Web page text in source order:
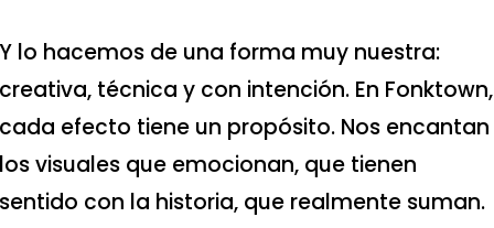
Y lo hacemos de una forma muy nuestra:
creativa, técnica y con intención. En Fonktown,
cada efecto tiene un propósito. Nos encantan
los visuales que emocionan, que tienen
sentido con la historia, que realmente suman.
Servicios de
Scouting de
Servicios de
Drone shooting
Contratación de
de rodaje
Crew de cámara
Fotógrafos en
Servicios de
postproducción